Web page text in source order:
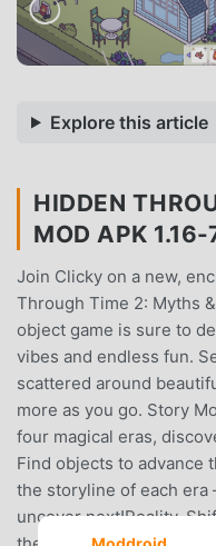
Explore this article
HIDDEN
MOD APK 1.16-
Join Clicky on a new,
Through Time 2: Myths
object game is sure to
vibes and endless fun.
scattered around
more as you go. Story
four magical eras,
Find objects to advance
the storyline of each era
uncover next!Reality-